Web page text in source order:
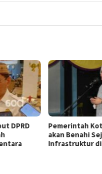
DPRD
Pemerintah
akan Benahi
Infrastruktur di